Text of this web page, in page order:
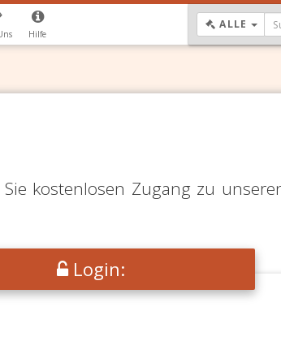
Hilfe
ALLE
kostenlosen Zugang zu
Login: